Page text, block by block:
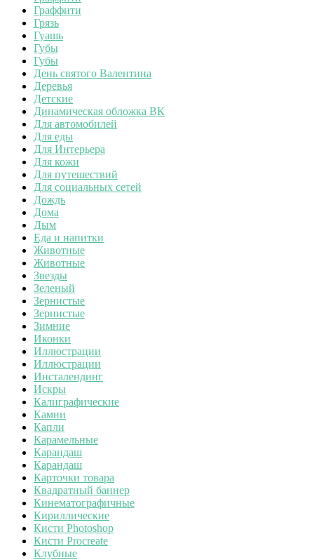
Граффити
Грязь
Гуашь
Губы
Губы
День святого Валентина
Деревья
Детские
Динамическая обложка ВК
Для автомобилей
Для еды
Для Интерьера
Для кожи
Для путешествий
Для социальных сетей
Дождь
Дома
Дым
Еда и напитки
Животные
Животные
Звезды
Зеленый
Зернистые
Зернистые
Зимние
Иконки
Иллюстрации
Иллюстрации
Инсталендинг
Искры
Калиграфические
Камни
Капли
Карамельные
Карандаш
Карандаш
Карточки товара
Квадратный баннер
Кинематографичные
Кириллические
Кисти Photoshop
Кисти Procreate
Клубные